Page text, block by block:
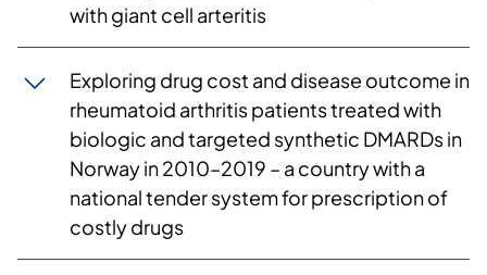
with giant cell arteritis
Exploring drug cost and disease outcome in
rheumatoid arthritis patients treated with
biologic and targeted synthetic DMARDs in
Norway in 2010–2019 – a country with a
national tender system for prescription of
costly drugs